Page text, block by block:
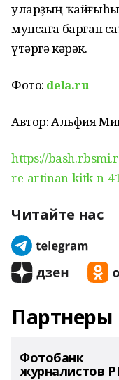
уларҙың
мунсаға барған
үтәргә кәрәк.
Фото: dela.ru
Автор: Альфия
https://
re-artinan-kitk-n-
Читайте нас
Партнеры
Фотобанк
журналистов